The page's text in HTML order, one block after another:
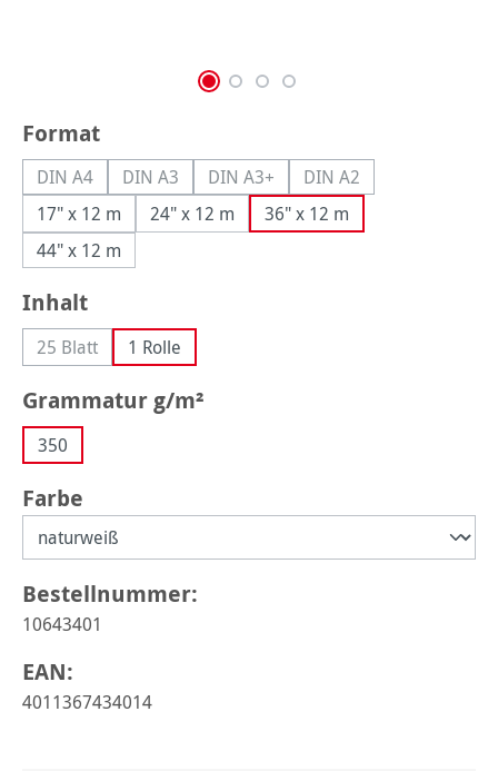
Formatauswählen
DIN A4(Diese Option ist zurzeit nicht verfügbar.)
DIN A3(Diese Option ist zurzeit nicht verfügbar.)
DIN A3+(Diese Option ist zurzeit nicht
DIN A2(Diese Option ist
17" x 12 m 24" x 12 m
36" x 12 m
44" x 12 m
Inhaltauswählen
25 Blatt(Diese Option ist zurzeit nicht verfügbar.)
1 Rolle
Grammatur g/m²
350
Farbe
Bestellnummer:
10643401
EAN:
4011367434014